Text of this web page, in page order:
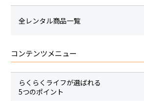
全レンタル商品一覧
コンテンツメニュー
らくらくライフが選ばれる
5つのポイント